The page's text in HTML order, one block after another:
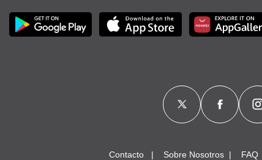
Contacto Sobre Nosotros FAQ